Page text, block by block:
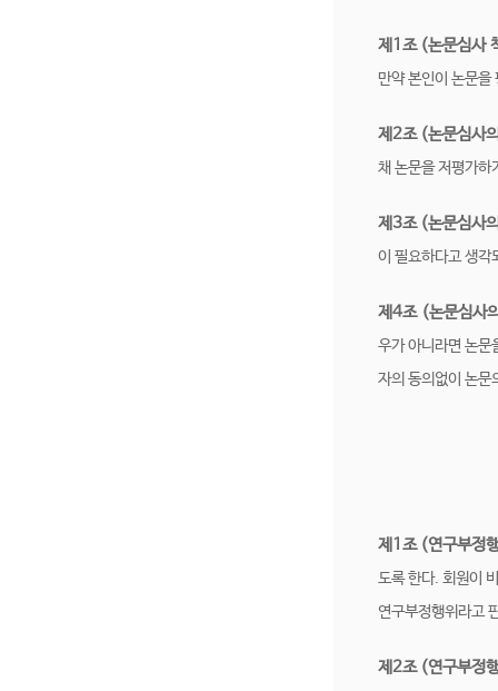
제1조 (논문심사
만약 본인이 논문을
제2조 (논문심사
채 논문을 저평가하
제3조 (논문심사
이 필요하다고 생각
제4조 (논문심사
우가 아니라면 논문
자의 동의없이 논문
제1조 (연구부정
도록 한다. 회원이
연구부정행위라고
제2조 (연구부정